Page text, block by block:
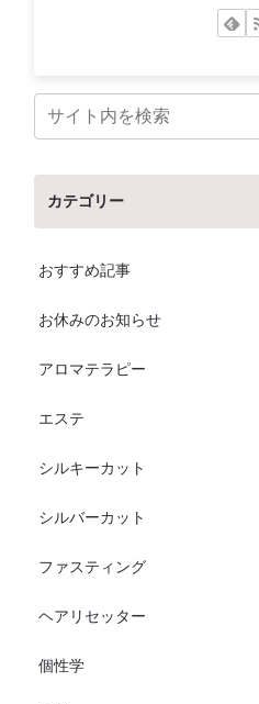
カテゴリー
おすすめ記事
お休みのお知らせ
アロマテラピー
エステ
シルキーカット
シルバーカット
ファスティング
ヘアリセッター
個性学